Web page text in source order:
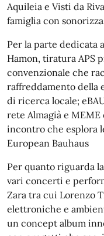
Aquileia e Visti da
famiglia con
Per la parte dedicata
Hamon, tiratura APS
convenzionale che
raffreddamento della
di ricerca locale;
rete Almagià e
incontro che esplora
European Bauhaus
Per quanto riguarda
vari concerti e
Zara tra cui Lorenzo
elettroniche e
un concept album